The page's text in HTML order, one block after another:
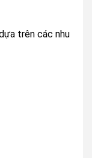
trên các nhu